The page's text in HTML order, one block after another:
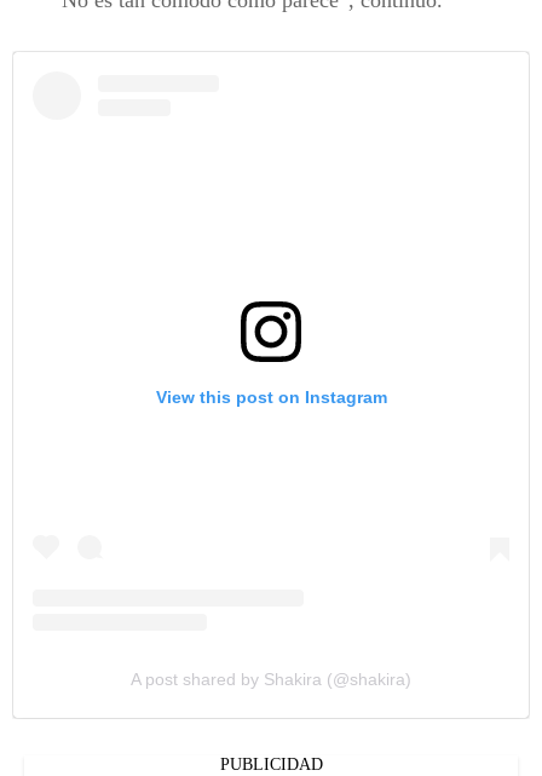
View this post on Instagram
A post shared by Shakira (@shakira)
PUBLICIDAD